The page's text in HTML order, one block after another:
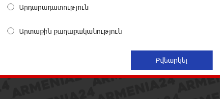
Արամ Վարդևանյանը ընտրվեց Ազգային ժողովի
Արդարադատություն
Արտաքին քաղաքականություն